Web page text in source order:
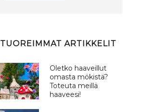
TUOREIMMAT ARTIKKELIT
Oletko haaveillut
omasta mökistä?
Toteuta meillä
haaveesi!